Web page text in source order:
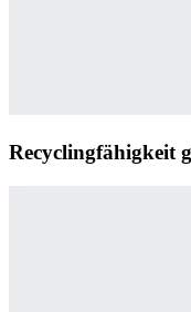
Recyclingfähigkeit